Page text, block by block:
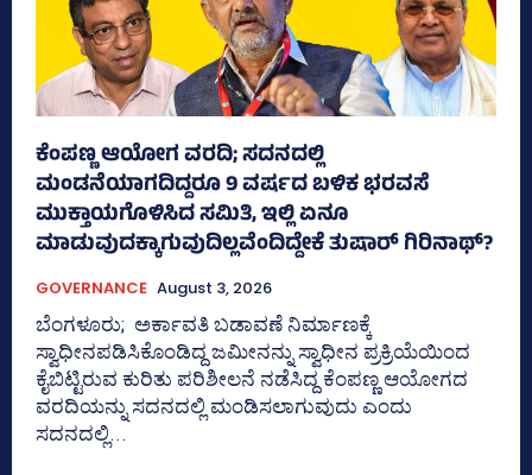
ಕೆಂಪಣ್ಣ ಆಯೋಗ ವರದಿ; ಸದನದಲ್ಲಿ
ಮಂಡನೆಯಾಗದಿದ್ದರೂ 9 ವರ್ಷದ ಬಳಿಕ ಭರವಸೆ
ಮುಕ್ತಾಯಗೊಳಿಸಿದ ಸಮಿತಿ, ಇಲ್ಲಿ ಏನೂ
ಮಾಡುವುದಕ್ಕಾಗುವುದಿಲ್ಲವೆಂದಿದ್ದೇಕೆ ತುಷಾರ್ ಗಿರಿನಾಥ್?
GOVERNANCE August 3, 2026
ಬೆಂಗಳೂರು; ಅರ್ಕಾವತಿ ಬಡಾವಣೆ ನಿರ್ಮಾಣಕ್ಕೆ
ಸ್ವಾಧೀನಪಡಿಸಿಕೊಂಡಿದ್ದ ಜಮೀನನ್ನು ಸ್ವಾಧೀನ ಪ್ರಕ್ರಿಯೆಯಿಂದ
ಕೈಬಿಟ್ಟಿರುವ ಕುರಿತು ಪರಿಶೀಲನೆ ನಡೆಸಿದ್ದ ಕೆಂಪಣ್ಣ ಆಯೋಗದ
ವರದಿಯನ್ನು ಸದನದಲ್ಲಿ ಮಂಡಿಸಲಾಗುವುದು ಎಂದು
ಸದನದಲ್ಲಿ...